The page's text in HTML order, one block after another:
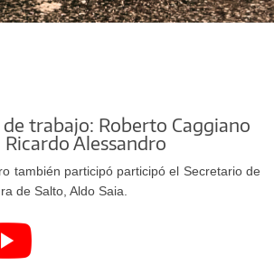
trabajo: Roberto Caggiano
Alessandro
también participó participó el Secretario de
de Salto, Aldo Saia.